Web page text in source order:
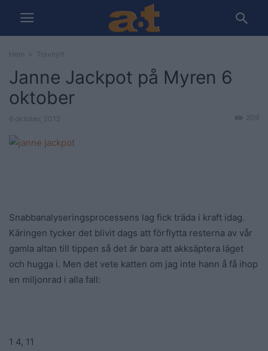
Hem Travnytt
Janne Jackpot på Myren 6
oktober
6 oktober, 2012 209
Snabbanalyseringsprocessens lag fick träda i kraft idag.
Käringen tycker det blivit dags att förflytta resterna av vår
gamla altan till tippen så det är bara att akksäptera läget
och hugga i. Men det vete katten om jag inte hann å få ihop
en miljonrad i alla fall:
1 4, 11